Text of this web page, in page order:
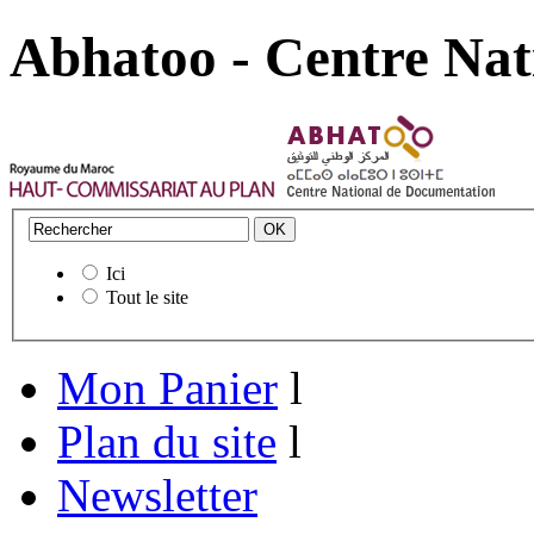
Abhatoo - Centre
Ici
Tout le site
Mon Panier l
Plan du site l
Newsletter